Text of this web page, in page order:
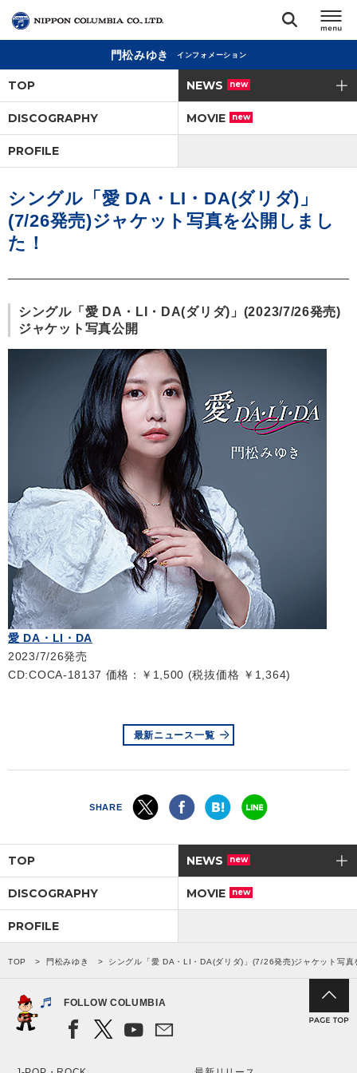
閉じる
アーティスト
ジャンル
ランキング
サイトマップ
お問い合わせ
閉じる
門松みゆき インフォメーション
TOP NEWS new
DISCOGRAPHY MOVIE new
PROFILE
シングル「愛 DA・LI・DA(ダリダ)」
(7/26発売)ジャケット写真を公開しまし
た！
シングル「愛 DA・LI・DA(ダリダ)」(2023/7/26発売)
ジャケット写真公開
愛 DA・LI・DA
2023/7/26発売
CD:COCA-18137 価格：￥1,500 (税抜価格 ￥1,364)
最新ニュース一覧
SHARE
TOP NEWS new
DISCOGRAPHY MOVIE new
PROFILE
TOP 門松みゆき シングル「愛 DA・LI・DA(ダリダ)」(7/26発売)ジャケット写真
FOLLOW COLUMBIA